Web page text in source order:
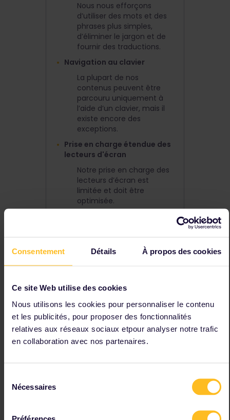
Consentement Détails À propos des cookies
Ce site Web utilise des cookies
Nous utilisons les cookies pour personnaliser le contenu
et les publicités, pour proposer des fonctionnalités
relatives aux réseaux sociaux etpour analyser notre trafic
en collaboration avec nos partenaires.
Nécessaires
Préférences
Nous nous efforçons
d’utiliser des mots et des
phrases plus simples,
d’éliminer le jargon et de
fournir des traductions.
Navigation au clavier
La plupart de nos
contenus peuvent être
parcouru uniquement à
l’aide d’un clavier, mais il
existe encore des
exceptions.
Prise en charge étendue des
lecteurs d'écran
Notre prise en charge des
lecteurs d’écran est
limitée et doit être
optimisée.
nombre d’étapes et à
Orientation de l’écran dans
Il n’est actuellement pas
possible de faire pivoter
votre appareil et d’utiliser
une orientation d’écran en